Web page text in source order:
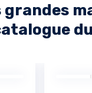
grandes